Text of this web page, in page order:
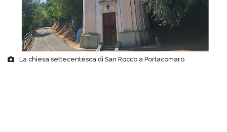
La chiesa settecentesca di San Rocco a Portacomaro